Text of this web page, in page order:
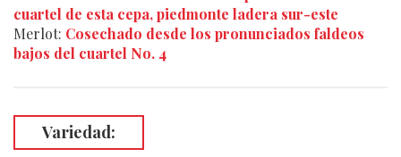
cuartel de esta cepa, piedmonte ladera sur-este
Merlot: Cosechado desde los pronunciados faldeos
bajos del cuartel No. 4
Variedad: